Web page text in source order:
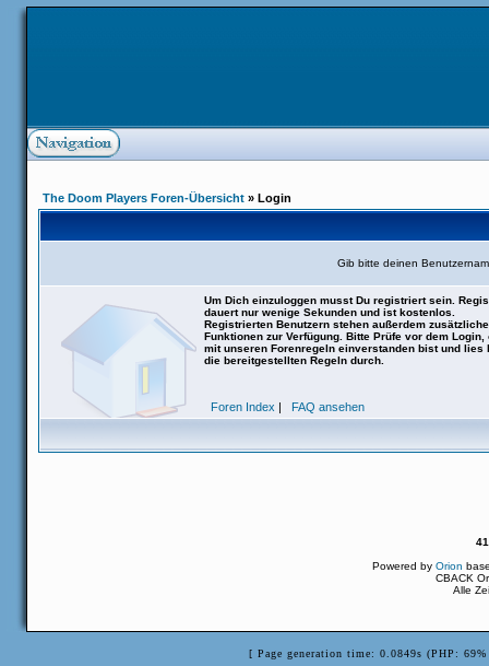
The Doom Players Foren-Übersicht » Login
Gib bitte deinen
Um Dich einzuloggen musst Du registriert sein.
dauert nur wenige Sekunden und ist kostenlos.
Registrierten Benutzern stehen außerdem zusätzliche
Funktionen zur Verfügung. Bitte Prüfe vor dem Login,
mit unseren Forenregeln einverstanden bist und lies
die bereitgestellten Regeln durch.
Foren Index | FAQ ansehen
Powered by Orion
CBACK
Alle
[ Page generation time: 0.0849s (PHP: